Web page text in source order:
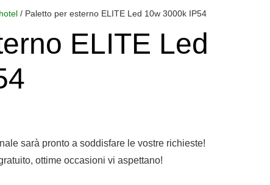
/ Paletto per esterno ELITE Led 10w 3000k IP54
ELITE Led
sarà pronto a soddisfare le vostre richieste!
ottime occasioni vi aspettano!